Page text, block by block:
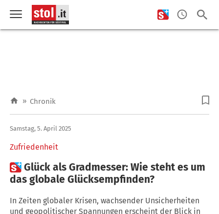
» Chronik
Zufriedenheit
Samstag, 5. April 2025
Glück als Gradmesser: Wie steht es um
das globale Glücksempfinden?
In Zeiten globaler Krisen, wachsender Unsicherheiten
und geopolitischer Spannungen erscheint der Blick in